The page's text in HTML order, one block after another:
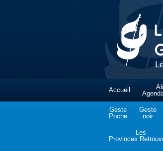
Accueil
Geste
Poche
Geste
noir
Les
Provinces